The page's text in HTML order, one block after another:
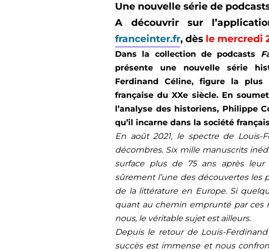
Une nouvelle série de
A découvrir sur
franceinter.fr, dès le mercredi
Dans la collection de podcasts
présente une nouvelle série
Ferdinand Céline, figure la
française du XXe siècle. En
l’analyse des historiens, Philippe
qu’il incarne dans la société
En août 2021, le spectre de Louis-
décombres. Six mille manuscrits
surface plus de 75 ans après leur
sûrement l’une des découvertes les
de la littérature en Europe. Si
quant au chemin emprunté par ces
nous, le véritable sujet est ailleurs.
Depuis le retour de Louis-
succès est immense et nous